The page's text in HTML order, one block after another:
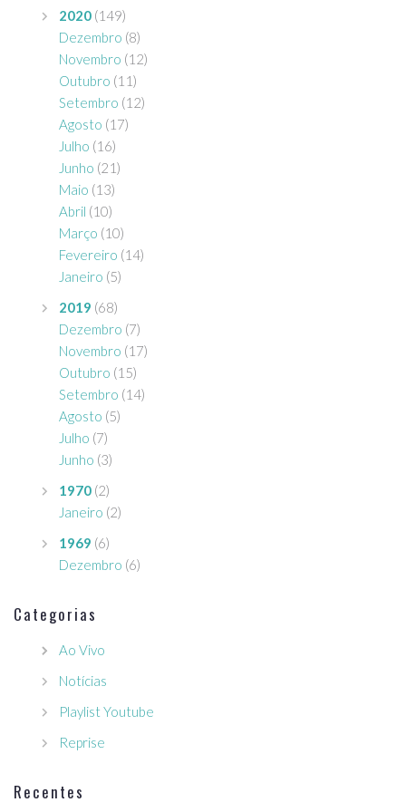
2020 (149)
Dezembro (8)
Novembro (12)
Outubro (11)
Setembro (12)
Agosto (17)
Julho (16)
Junho (21)
Maio (13)
Abril (10)
Março (10)
Fevereiro (14)
Janeiro (5)
2019 (68)
Dezembro (7)
Novembro (17)
Outubro (15)
Setembro (14)
Agosto (5)
Julho (7)
Junho (3)
1970 (2)
Janeiro (2)
1969 (6)
Dezembro (6)
Categorias
Ao Vivo
Notícias
Playlist Youtube
Reprise
Recentes